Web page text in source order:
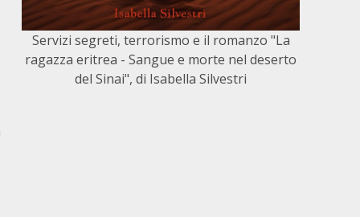
Servizi segreti, terrorismo e il romanzo "La
ragazza eritrea - Sangue e morte nel deserto
del Sinai", di Isabella Silvestri